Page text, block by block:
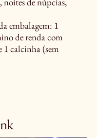
embalagem: 1
de renda com
1 calcinha (sem